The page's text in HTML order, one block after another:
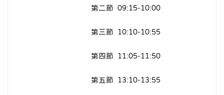
第二節 09:15-10:00
第三節 10:10-10:55
第四節 11:05-11:50
第五節 13:10-13:55